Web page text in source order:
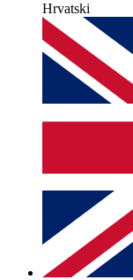
Hrvatski